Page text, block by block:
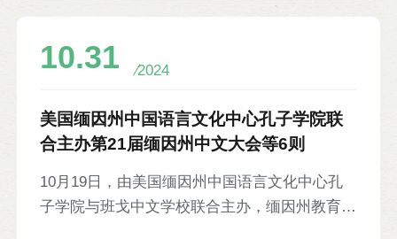
乐器演奏等。日本厚生劳动省前大臣、东京都前
现存国际秩序的融合”主题讲座。孔院日方理事
事长单智伟，日本多所中文教育机构及师生代表
等70余人参加。
10.31 2024
美国缅因州中国语言文化中心孔子学院联
合主办第21届缅因州中文大会等6则
10月19日，由美国缅因州中国语言文化中心孔
子学院与班戈中文学校联合主办，缅因州教育